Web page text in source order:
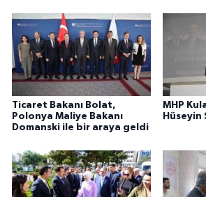
Ticaret Bakanı Bolat,
Polonya Maliye Bakanı
Domanski ile bir araya geldi
MHP
Hüseyin